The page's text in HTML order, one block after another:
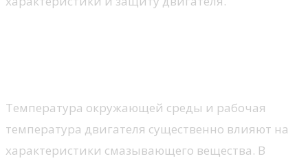
Температура окружающей среды и рабочая
температура двигателя существенно влияют на
характеристики смазывающего вещества. В